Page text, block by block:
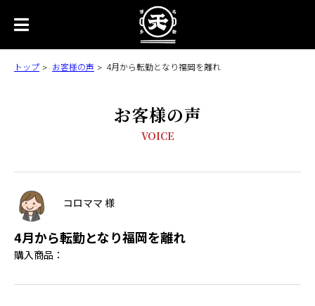
トップ お客様の声 4月から転勤となり福岡を離れ
お客様の声
VOICE
コロママ 様
4月から転勤となり福岡を離れ
購入商品：